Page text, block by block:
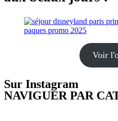
Voir
Sur Instagram
NAVIGUER PAR